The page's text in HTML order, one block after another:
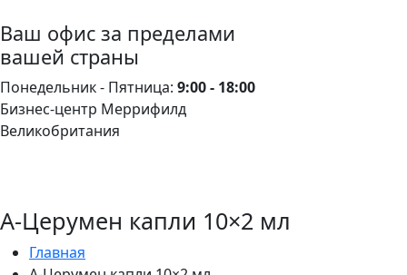
Ваш офис за пределами
вашей страны
Понедельник - Пятница: 9:00 - 18:00
Бизнес-центр Меррифилд
Великобритания
А-Церумен капли 10×2 мл
Главная